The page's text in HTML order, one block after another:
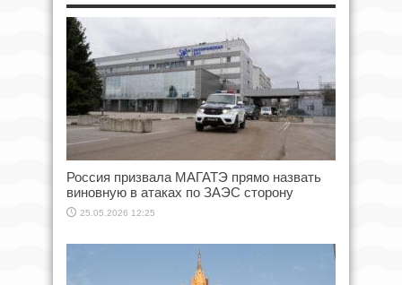
Россия призвала МАГАТЭ прямо назвать
виновную в атаках по ЗАЭС сторону
25.05.2026 12:25